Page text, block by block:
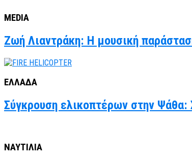
MEDIA
Ζωή Λιαντράκη: Η μουσική
ΕΛΛΑΔΑ
Σύγκρουση ελικοπτέρων στην Ψάθα:
ΝΑΥΤΙΛΙΑ